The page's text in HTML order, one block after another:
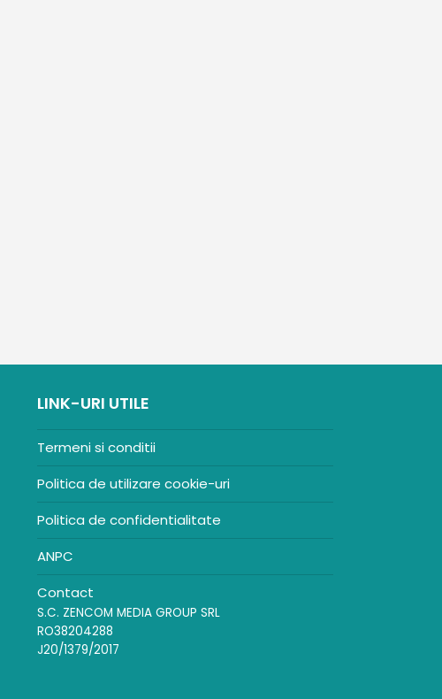
LINK-URI UTILE
Termeni si conditii
Politica de utilizare cookie-uri
Politica de confidentialitate
ANPC
Contact
S.C. ZENCOM MEDIA GROUP SRL
RO38204288
J20/1379/2017